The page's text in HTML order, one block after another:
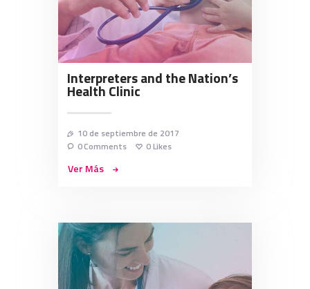
Interpreters and the Nation’s
Health Clinic
10 de septiembre de 2017
0Comments 0Likes
Ver Más